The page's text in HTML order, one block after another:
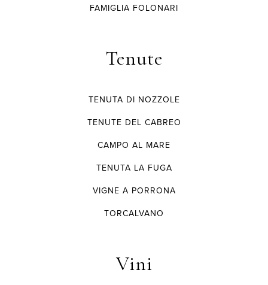
FAMIGLIA FOLONARI
Tenute
TENUTA DI NOZZOLE
TENUTE DEL CABREO
CAMPO AL MARE
TENUTA LA FUGA
VIGNE A PORRONA
TORCALVANO
Vini